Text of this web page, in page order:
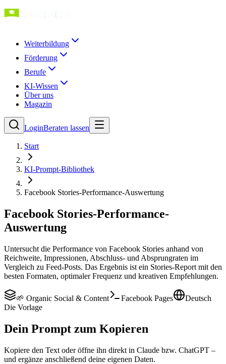
Weiterbildung
Förderung
Berufe
KI-Wissen
Über uns
Magazin
LoginBeraten lassen
Start
KI-Prompt-Bibliothek
Facebook Stories-Performance-Auswertung
Facebook Stories-Performance-
Auswertung
Untersucht die Performance von Facebook Stories anhand von
Reichweite, Impressionen, Abschluss- und Absprungraten im
Vergleich zu Feed-Posts. Das Ergebnis ist ein Stories-Report mit den
besten Formaten, optimaler Frequenz und kreativen Empfehlungen.
🌱 Organic Social & Content Facebook Pages
Deutsch
Die Vorlage
Dein Prompt zum Kopieren
Kopiere den Text oder öffne ihn direkt in Claude bzw. ChatGPT –
und ergänze anschließend deine eigenen Daten.